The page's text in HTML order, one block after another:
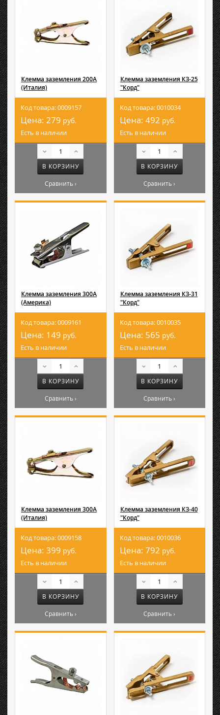
Клемма заземления 200А
(Италия)
Код товара: 0009157
Цена: 279 руб.
Есть в наличии
В КОРЗИНУ
Сравнить ›
Клемма заземления КЗ-25
"Корд"
Код товара: 0010034
Цена: 492 руб.
Есть в наличии
В КОРЗИНУ
Сравнить ›
Клемма заземления 300А
(Америка)
Код товара: 0009161
Цена: 149 руб.
Есть в наличии
В КОРЗИНУ
Сравнить ›
Клемма заземления КЗ-31
"Корд"
Код товара: 0010035
Цена: 565 руб.
Есть в наличии
В КОРЗИНУ
Сравнить ›
Клемма заземления 300А
(Италия)
Код товара: 0009158
Цена: 399 руб.
Есть в наличии
В КОРЗИНУ
Сравнить ›
Клемма заземления КЗ-40
"Корд"
Код товара: 0010036
Цена: 792 руб.
Есть в наличии
В КОРЗИНУ
Сравнить ›